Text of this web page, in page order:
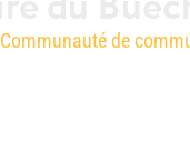
Communauté de